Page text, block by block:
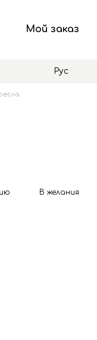
Мой заказ
Рус
В желания